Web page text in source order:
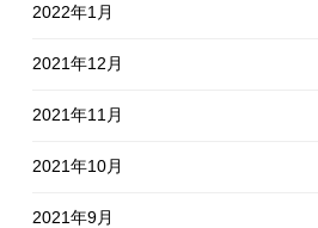
2022年1月
2021年12月
2021年11月
2021年10月
2021年9月